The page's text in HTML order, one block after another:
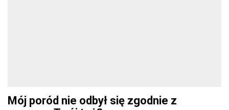
Mój poród nie odbył się zgodnie z